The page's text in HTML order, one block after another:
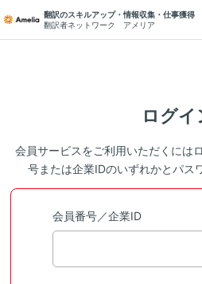
翻訳のスキルアップ・情報収集・仕事獲得
翻訳者ネットワーク アメリア
ログイ
会員サービスをご利用いただくには
号または企業IDのいずれかとパス
会員番号／企業ID